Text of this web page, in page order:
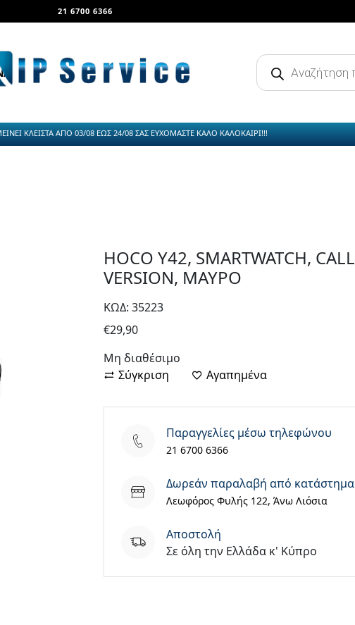
21 6700 6366
Products
search
ΚΛΕΙΣΤΑ ΑΠΟ 03/08 ΕΩΣ 24/08 ΣΑΣ ΕΥΧΟΜΑΣΤΕ ΚΑΛΟ ΚΑΛΟΚΑΙΡΙ!!!
HOCO Y42, SMARTWATCH, CALL
VERSION, ΜΑΥΡΟ
ΚΩΔ: 35223
€29,90
Μη διαθέσιμο
Σύγκριση
Αγαπημένα
Παραγγελίες μέσω τηλεφώνου
21 6700 6366
Δωρεάν παραλαβή από κατάστημα
Λεωφόρος Φυλής 122, Άνω Λιόσια
Aποστολή
Σε όλη την Ελλάδα κ' Κύπρο